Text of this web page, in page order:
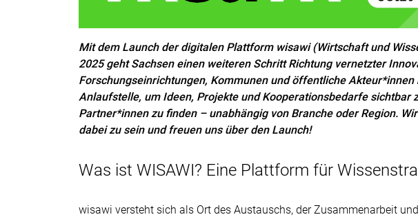
Mit dem Launch der digitalen Plattform wisawi (Wirtschaft und
2025 geht Sachsen einen weiteren Schritt Richtung vernetzter
Forschungseinrichtungen, Kommunen und öffentliche
Anlaufstelle, um Ideen, Projekte und Kooperationsbedarfe sichtbar
Partner*innen zu finden – unabhängig von Branche oder Region.
dabei zu sein und freuen uns über den Launch!
Was ist WISAWI? Eine Plattform für
wisawi versteht sich als Ort des Austauschs, der Zusammenarbeit